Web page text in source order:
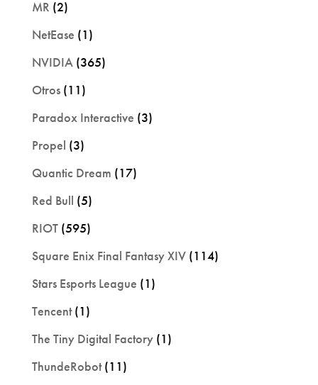
MR (2)
NetEase (1)
NVIDIA(365)
Otros(11)
Paradox Interactive (3)
Propel (3)
Quantic Dream (17)
Red Bull (5)
RIOT(595)
Square Enix Final Fantasy XIV(114)
Stars Esports League (1)
Tencent(1)
The Tiny Digital Factory(1)
ThundeRobot(11)